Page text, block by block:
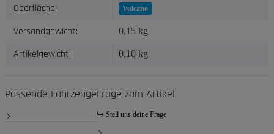
Oberfläche: Vulcano
Versandgewicht: 0,15 kg
Artikelgewicht: 0,10 kg
Passende FahrzeugeFrage zum Artikel
Stell uns deine Frage